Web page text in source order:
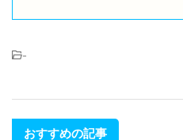
-
おすすめの記事